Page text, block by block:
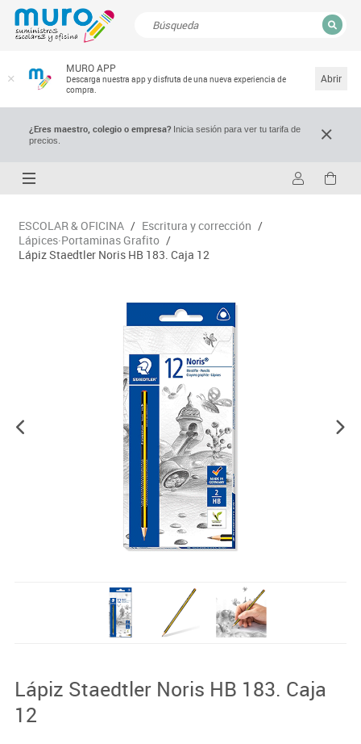
MURO APP
Descarga nuestra app y disfruta de una nueva experiencia de
compra.
Abrir
¿Eres maestro, colegio o empresa?Inicia sesión para ver tu tarifa de
precios.
ESCOLAR & OFICINA / Escritura y corrección /
Lápices·Portaminas Grafito /
Lápiz Staedtler Noris HB 183. Caja 12
Lápiz Staedtler Noris HB 183. Caja
12